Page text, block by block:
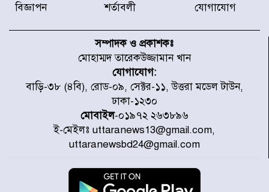
বরাদ্দের ঘোষণা স্থানীয় সরকার মন্ত্রীর
জুলাই জাদুঘর ঘুরে দেখলেন এনসিপি
নেতারা
যুক্তরাষ্ট্রে দাবানল নেভাতে গিয়ে
হেলিকপ্টার বিধ্বস্ত, নিহত ১
বিজ্ঞাপন শর্তাবলী যোগাযোগ
সম্পাদক ও প্রকাশকঃ
মোহাম্মদ তারেকউজ্জামান খান
যোগাযোগ:
বাড়ি-৩৮ (৪বি), রোড-০৯, সেক্টর-১১, উত্তরা মডেল টাউন,
ঢাকা-১২৩০
মোবাইল-০১৯৭২ ২৬৩৮৯৬
ই-মেইলঃ uttaranews13@gmail.com,
uttaranewsbd24@gmail.com